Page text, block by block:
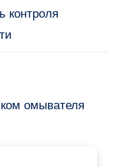
контроля
омывателя